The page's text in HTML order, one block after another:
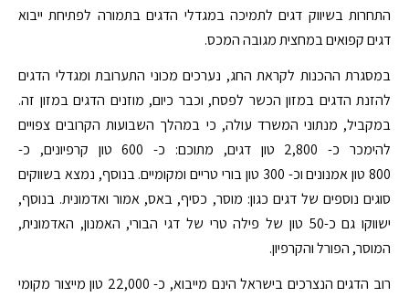
התחרות בשיווק דגים לתמיכה במגדלי הדגים בתמורה לפתיחת ייבוא
דגים קפואים במחצית מגובה המכס.
במסגרת ההכנות לקראת החג, נערכים מכוני התערובת ומגדלי הדגים
להזנת הדגים במזון הכשר לפסח, וכבר כיום, מוזנים הדגים במזון זה.
במקביל, מנתוני המשרד עולה, כי במהלך השבועות הקרובים צפויים
להימכר כ- 2,800 טון דגים, מתוכם: כ- 600 טון קרפיונים, כ-
800 טון אמנונים וכ- 300 טון בורי טריים ומקומיים. בנוסף, נמצא בשווקים
סוגים נוספים של דגים כגון: מוסר, כסיף, באס, אמור ואדמונית. בנוסף,
ישווקו גם כ-50 טון של פילה טרי של דגי הבורי, האמנון, האדמונית,
המוסר, הפורל והקרפיון.
רוב הדגים הנצרכים בישראל הינם מייבוא, כ- 22,000 טון מייצור מקומי